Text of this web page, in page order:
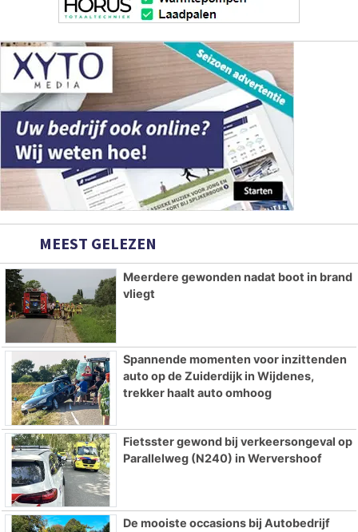
MEEST GELEZEN
Meerdere gewonden nadat boot in brand
vliegt
Spannende momenten voor inzittenden
auto op de Zuiderdijk in Wijdenes,
trekker haalt auto omhoog
Fietsster gewond bij verkeersongeval op
Parallelweg (N240) in Wervershoof
De mooiste occasions bij Autobedrijf